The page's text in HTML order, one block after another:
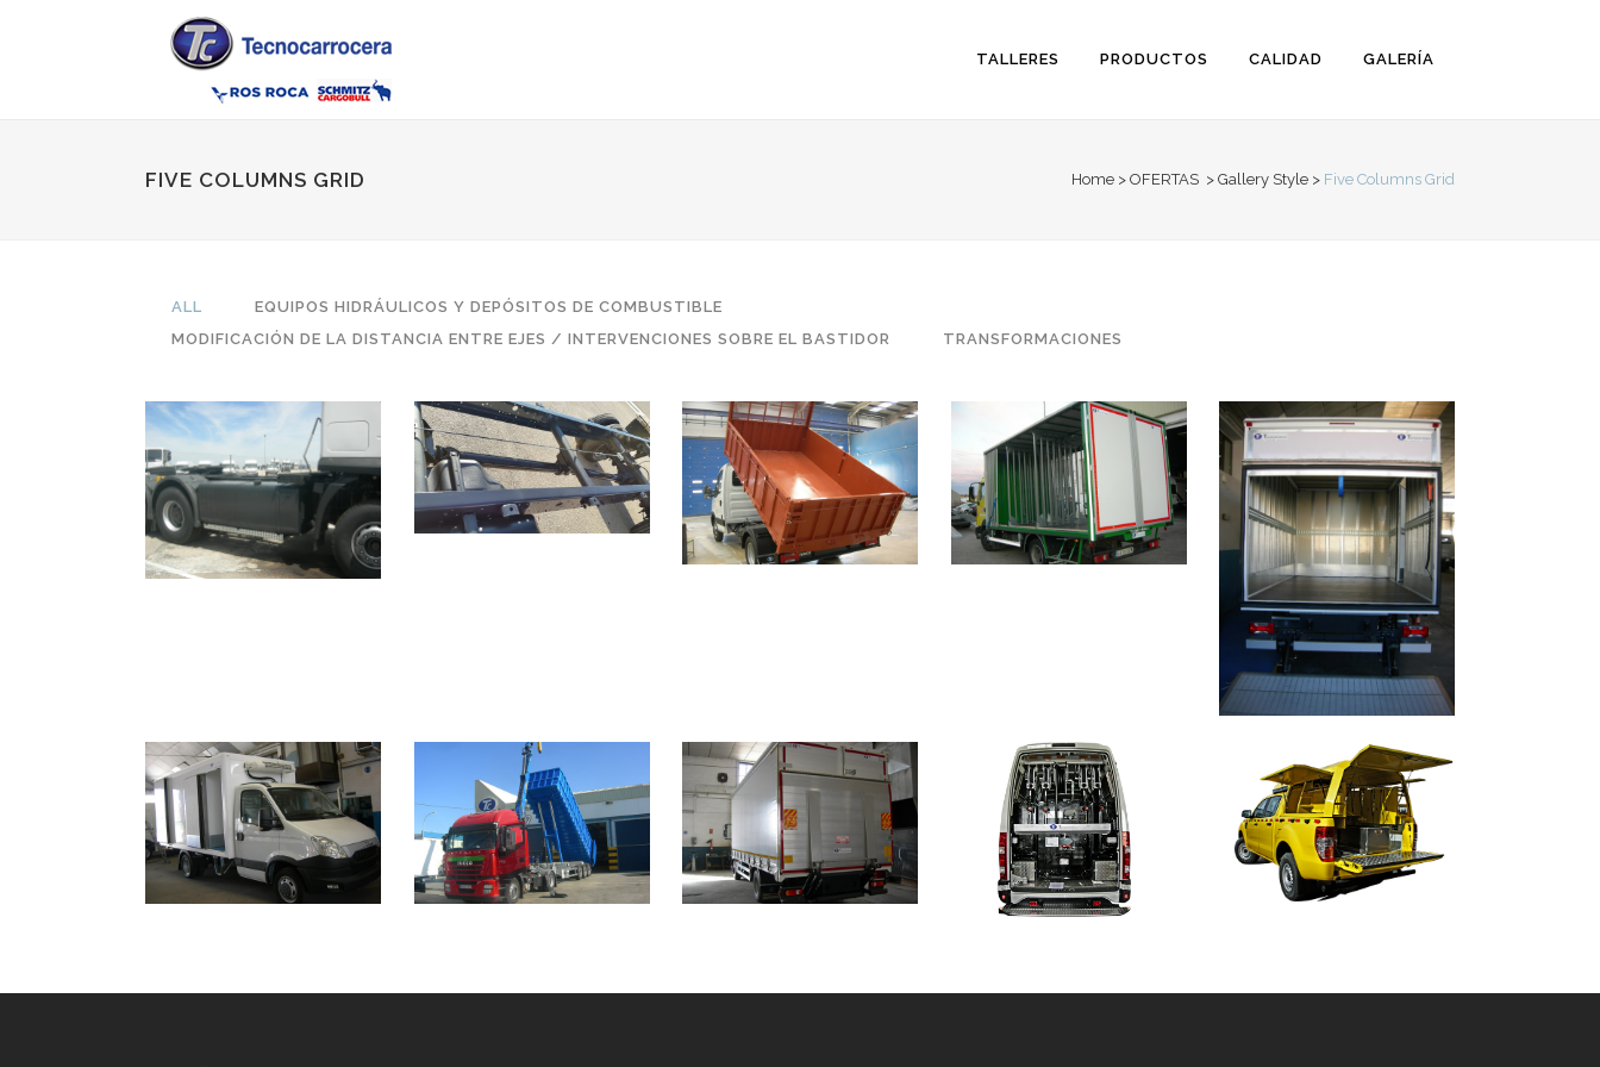
TALLERES PRODUCTOS CALIDAD GALERÍA
FIVE COLUMNS GRID Home > OFERTAS > Gallery Style > Five Columns Grid
ALL
EQUIPOS HIDRÁULICOS Y DEPÓSITOS DE COMBUSTIBLE
MODIFICACIÓN DE LA DISTANCIA ENTRE EJES / INTERVENCIONES SOBRE EL BASTIDOR
TRANSFORMACIONES
EQUIPOS HIDRÁULICOS
Y DEPÓSITOS DE
COMBUSTIBLE
Equipos Hidráulicos y depósitos
de combustible
MODIFICACIÓN DE
DISTANCIA ENTRE EJES
/ BASTIDOR
Modificación de la distancia
entre ejes / Intervenciones
CARROCERIA FIJA Y
BASCULANTE
Transformaciones
ZOOM VIEW
BOTELLEROS
Transformaciones
ZOOM VIEW
5LIKES
CARROCERIA
PAQUETERA
Transformaciones
ZOOM
6LIKES
FRIGORÍFICOS E
ISOTERMOS
Transformaciones
ZOOM VIEW
GRÚAS
Transformaciones
ZOOM VIEW
2LIKES
TAULINER Y
SEMITAULINER
Transformaciones
ZOOM VIEW
FURGÓN TALLER
Transformaciones
ZOOM VIEW
6LIKES
FLOTA DE TT
Transformaciones
ZOOM VIEW
8LIKES